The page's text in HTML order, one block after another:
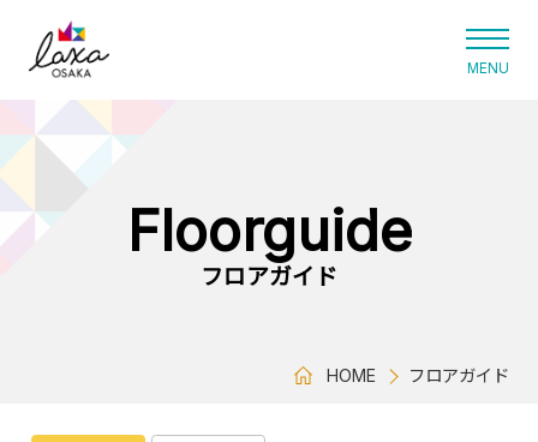
Floorguide
フロアガイド
HOME フロアガイド